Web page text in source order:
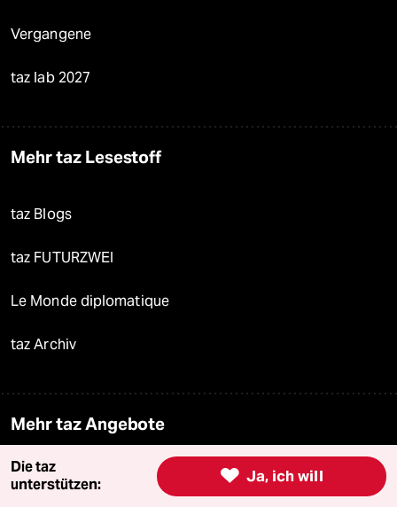
Vergangene
taz lab 2027
Mehr taz Lesestoff
taz Blogs
taz FUTURZWEI
Le Monde diplomatique
taz Archiv
Mehr taz Angebote
Reisen  Ja, ich will
Die taz
unterstützen: